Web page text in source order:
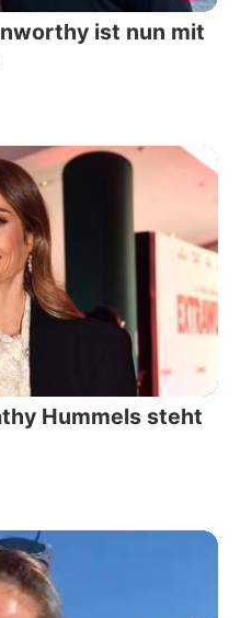
ist nun mit
Hummels steht